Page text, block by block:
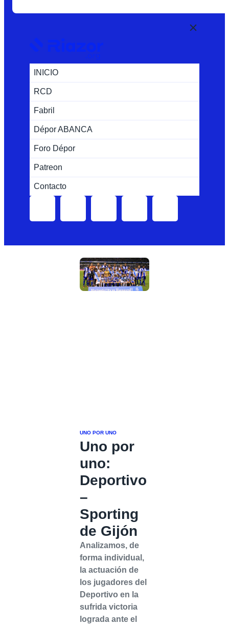
INICIO
RCD
Fabril
Dépor ABANCA
Foro Dépor
Patreon
Contacto
UNO POR UNO
Uno por
uno:
Deportivo
–
Sporting
de Gijón
Analizamos, de
forma individual,
la actuación de
los jugadores del
Deportivo en la
sufrida victoria
lograda ante el